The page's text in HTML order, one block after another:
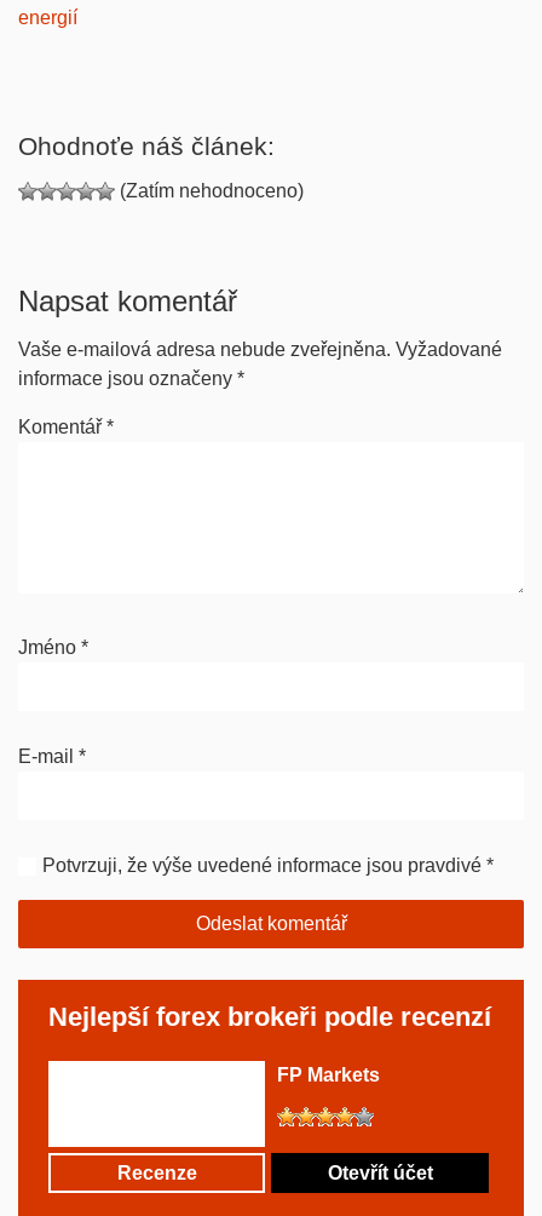
energií
Ohodnoťe náš článek:
(Zatím nehodnoceno)
Napsat komentář
Vaše e-mailová adresa nebude zveřejněna. Vyžadované
informace jsou označeny *
Komentář *
Jméno *
E-mail *
Potvrzuji, že výše uvedené informace jsou pravdivé *
Nejlepší forex brokeři podle recenzí
FP Markets
Recenze Otevřít účet